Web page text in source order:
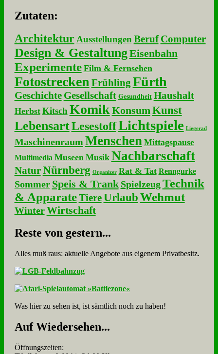
Zu­ta­ten:
Architektur Ausstellungen Beruf Computer
Design & GestaltungEisenbahn
Experimente Film & Fernsehen
Fotostrecken Frühling Fürth
Geschichte Gesellschaft Gesundheit Haushalt
Herbst Kitsch Komik KonsumKunst
LebensartLesestoffLichtspiele Liegerad
Maschinenraum Menschen Mittagspause
Multimedia Museen Musik Nachbarschaft
NaturNürnberg Organizer Rat & Tat Renngurke
Sommer Speis & Trank Spielzeug Technik
& Apparate Tiere UrlaubWehmut
Winter Wirtschaft
Re­ste von ge­stern...
Alles muß raus: aktuelle An­ge­bo­te aus eigenem Privatbesitz.
Was hier zu sehen ist, ist sämt­lich noch zu haben!
Auf Wie­der­se­hen...
Öffnungszeiten: